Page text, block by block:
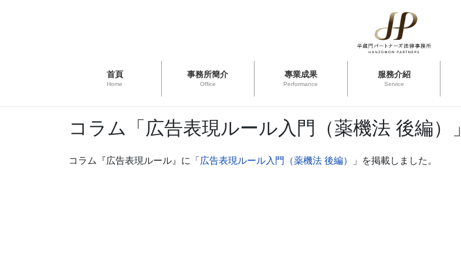
首頁
Home
事務所簡介
Office
專業成果
Performance
服務介紹
Service
コラム「広告表現ルール入門（薬機法 後編）」
コラム『広告表現ルール』に「 広告表現ルール入門（薬機法 後編） 」を掲載しました。